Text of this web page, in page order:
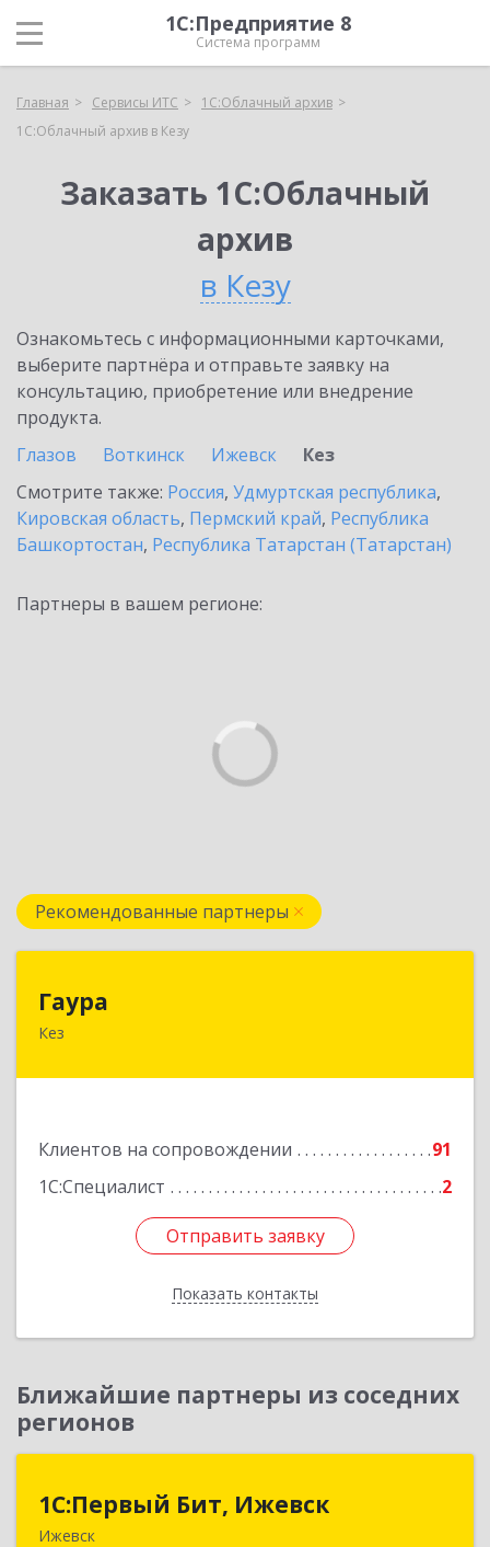
1С:Предприятие 8
Система программ
Главная Сервисы ИТС
1С:Облачный архив
1С:Облачный архив в Кезу
Заказать 1С:Облачный
архив
в Кезу
Ознакомьтесь с информационными карточками,
выберите партнёра и отправьте заявку на
консультацию, приобретение или внедрение
продукта.
Глазов
Воткинск Ижевск
Кез
Смотрите также: Россия, Удмуртская республика,
Кировская область, Пермский край, Республика
Башкортостан, Республика Татарстан (Татарстан)
Партнеры в вашем регионе:
Рекомендованные партнеры
Гаура
Кез
Клиентов на сопровождении
91
1С:Специалист
2
Отправить заявку
Показать контакты
Отправить заявку
Назад
Ближайшие партнеры из соседних
регионов
1С:Первый Бит, Ижевск
Ижевск
1С:Первый Бит, Ижевск